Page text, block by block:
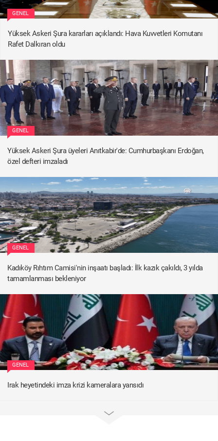
GENEL
Yüksek Askeri Şura kararları açıklandı: Hava Kuvvetleri Komutanı
Rafet Dalkıran oldu
GENEL
Yüksek Askeri Şura üyeleri Anıtkabir'de: Cumhurbaşkanı Erdoğan,
özel defteri imzaladı
GENEL
Kadıköy Rıhtım Camisi'nin inşaatı başladı: İlk kazık çakıldı, 3 yılda
tamamlanması bekleniyor
GENEL
Irak heyetindeki imza krizi kameralara yansıdı